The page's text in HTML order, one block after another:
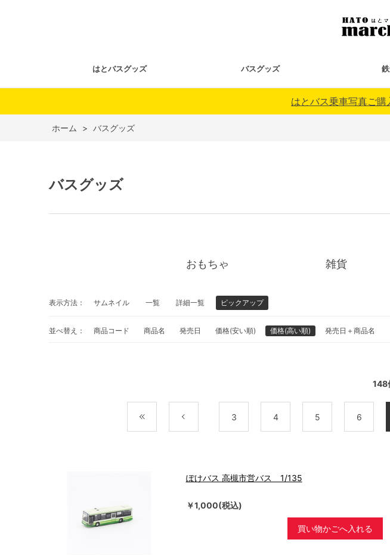
はとバスグッズ バスグッズ
はとバス乗車写真ご購
ホーム > バスグッズ
バスグッズ
おもちゃ 雑貨
表示方法： サムネイル 一覧 詳細一覧 ピックアップ
並べ替え： 商品コード 商品名 発売日 価格(安い順) 価格(高い順) 発売日＋商品名
148
3 4 5 6
ぽけバス 高槻市営バス 1/135
￥1,000(税込)
買い物かごへ入れる